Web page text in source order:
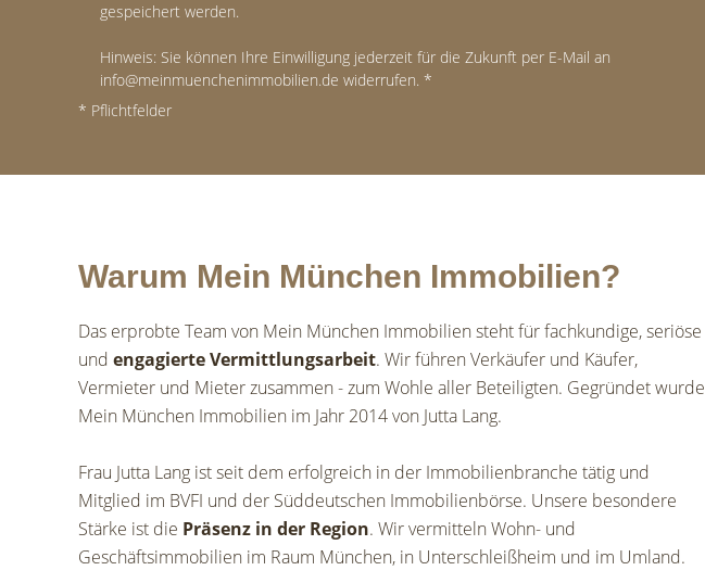
gespeichert werden.
Hinweis: Sie können Ihre Einwilligung jederzeit für die Zukunft per E-Mail an
info@meinmuenchenimmobilien.de widerrufen. *
* Pflichtfelder
Warum Mein München Immobilien?
Das erprobte Team von Mein München Immobilien steht für fachkundige, seriöse
und engagierte Vermittlungsarbeit. Wir führen Verkäufer und Käufer,
Vermieter und Mieter zusammen - zum Wohle aller Beteiligten. Gegründet wurde
Mein München Immobilien im Jahr 2014 von Jutta Lang.
Frau Jutta Lang ist seit dem erfolgreich in der Immobilienbranche tätig und
Mitglied im BVFI und der Süddeutschen Immobilienbörse. Unsere besondere
Stärke ist die Präsenz in der Region. Wir vermitteln Wohn- und
Geschäftsimmobilien im Raum München, in Unterschleißheim und im Umland.